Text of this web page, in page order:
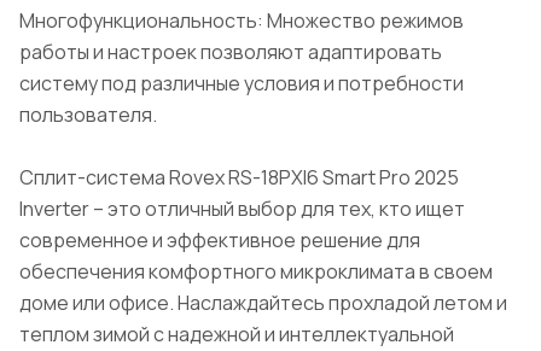
Многофункциональность: Множество режимов
работы и настроек позволяют адаптировать
систему под различные условия и потребности
пользователя.
Сплит-система Rovex RS-18PXI6 Smart Pro 2025
Inverter – это отличный выбор для тех, кто ищет
современное и эффективное решение для
обеспечения комфортного микроклимата в своем
доме или офисе. Наслаждайтесь прохладой летом и
теплом зимой с надежной и интеллектуальной